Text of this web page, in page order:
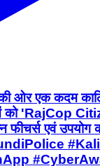
ओर एक कदम
को 'RajCop
फीचर्स एवं उपयोग